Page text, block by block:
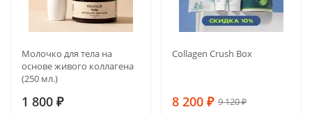
Молочко для тела на
основе живого коллагена
(250 мл.)
1 800 ₽
Collagen Crush Box
8 200 ₽ 9 120₽